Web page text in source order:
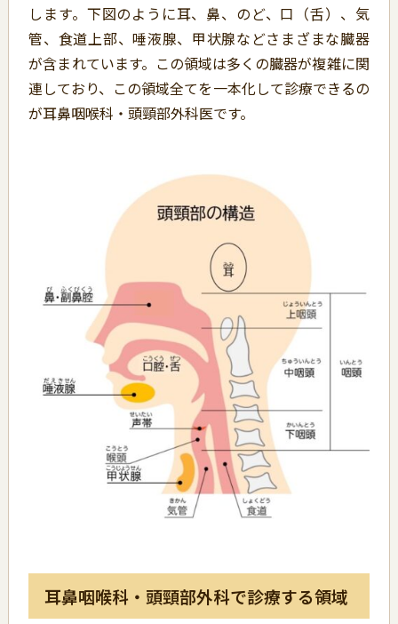
します。下図のように耳、鼻、のど、口（舌）、気
管、食道上部、唾液腺、甲状腺などさまざまな臓器
が含まれています。この領域は多くの臓器が複雑に関
連しており、この領域全てを一本化して診療できるの
が耳鼻咽喉科・頭頸部外科医です。
耳鼻咽喉科・頭頸部外科で診療する領域